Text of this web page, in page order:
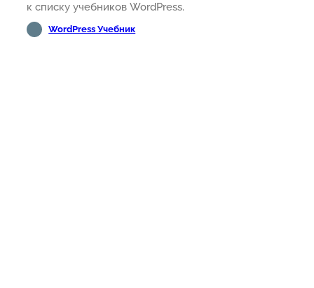
к списку учебников WordPress.
WordPress Учебник